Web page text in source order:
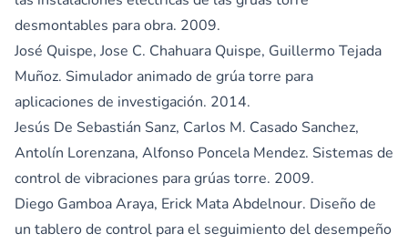
desmontables para obra. 2009.
José Quispe, Jose C. Chahuara Quispe, Guillermo Tejada
Muñoz. Simulador animado de grúa torre para
aplicaciones de investigación. 2014.
Jesús De Sebastián Sanz, Carlos M. Casado Sanchez,
Antolín Lorenzana, Alfonso Poncela Mendez. Sistemas de
control de vibraciones para grúas torre. 2009.
Diego Gamboa Araya, Erick Mata Abdelnour. Diseño de
un tablero de control para el seguimiento del desempeño